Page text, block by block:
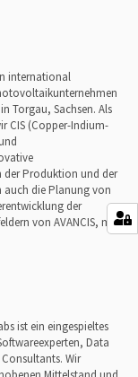
international
Torgau, Sachsen. Als
CIS (Copper-Indium-
der Produktion und der
auch die Planung von
der
von AVANCIS, mit
ist ein eingespieltes
Data
Wir